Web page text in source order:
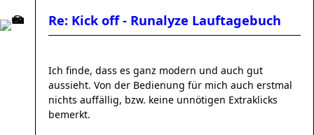
Re: Kick off - Runalyze Lauftagebuch
Ich finde, dass es ganz modern und auch gut
aussieht. Von der Bedienung für mich auch erstmal
nichts auffällig, bzw. keine unnötigen Extraklicks
bemerkt.